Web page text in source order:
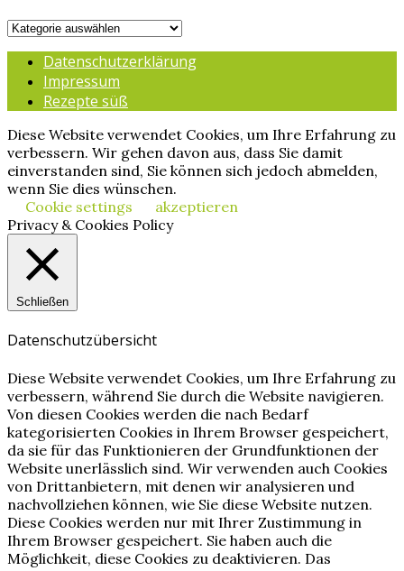
Kategorien
Datenschutzerklärung
Impressum
Rezepte süß
Diese Website verwendet Cookies, um Ihre Erfahrung zu
verbessern. Wir gehen davon aus, dass Sie damit
einverstanden sind, Sie können sich jedoch abmelden,
wenn Sie dies wünschen.
Cookie settings
akzeptieren
Privacy & Cookies Policy
Schließen
Datenschutzübersicht
Diese Website verwendet Cookies, um Ihre Erfahrung zu
verbessern, während Sie durch die Website navigieren.
Von diesen Cookies werden die nach Bedarf
kategorisierten Cookies in Ihrem Browser gespeichert,
da sie für das Funktionieren der Grundfunktionen der
Website unerlässlich sind. Wir verwenden auch Cookies
von Drittanbietern, mit denen wir analysieren und
nachvollziehen können, wie Sie diese Website nutzen.
Diese Cookies werden nur mit Ihrer Zustimmung in
Ihrem Browser gespeichert. Sie haben auch die
Möglichkeit, diese Cookies zu deaktivieren. Das